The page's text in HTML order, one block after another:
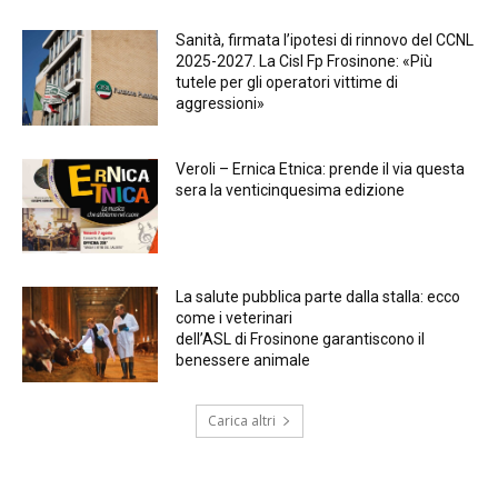
Sanità, firmata l’ipotesi di rinnovo del CCNL
2025-2027. La Cisl Fp Frosinone: «Più
tutele per gli operatori vittime di
aggressioni»
Veroli – Ernica Etnica: prende il via questa
sera la venticinquesima edizione
La salute pubblica parte dalla stalla: ecco
come i veterinari
dell’ASL di Frosinone garantiscono il
benessere animale
Carica altri